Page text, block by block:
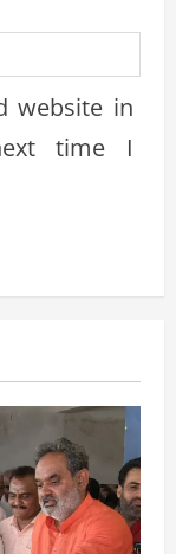
website in
time I